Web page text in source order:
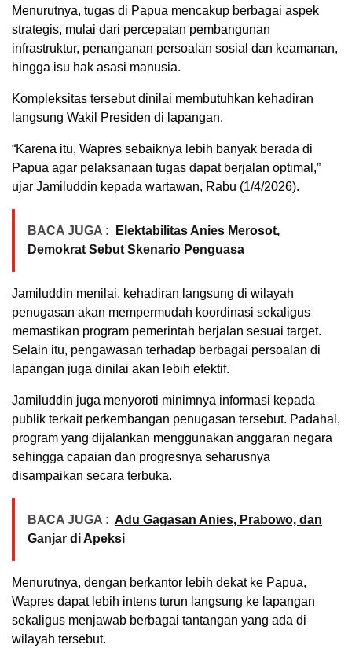
Menurutnya, tugas di Papua mencakup berbagai aspek
strategis, mulai dari percepatan pembangunan
infrastruktur, penanganan persoalan sosial dan keamanan,
hingga isu hak asasi manusia.
Kompleksitas tersebut dinilai membutuhkan kehadiran
langsung Wakil Presiden di lapangan.
“Karena itu, Wapres sebaiknya lebih banyak berada di
Papua agar pelaksanaan tugas dapat berjalan optimal,”
ujar Jamiluddin kepada wartawan, Rabu (1/4/2026).
BACA JUGA :
Elektabilitas Anies Merosot,
Demokrat Sebut Skenario Penguasa
Jamiluddin menilai, kehadiran langsung di wilayah
penugasan akan mempermudah koordinasi sekaligus
memastikan program pemerintah berjalan sesuai target.
Selain itu, pengawasan terhadap berbagai persoalan di
lapangan juga dinilai akan lebih efektif.
Jamiluddin juga menyoroti minimnya informasi kepada
publik terkait perkembangan penugasan tersebut. Padahal,
program yang dijalankan menggunakan anggaran negara
sehingga capaian dan progresnya seharusnya
disampaikan secara terbuka.
BACA JUGA : Adu Gagasan Anies, Prabowo, dan
Ganjar di Apeksi
Menurutnya, dengan berkantor lebih dekat ke Papua,
Wapres dapat lebih intens turun langsung ke lapangan
sekaligus menjawab berbagai tantangan yang ada di
wilayah tersebut.